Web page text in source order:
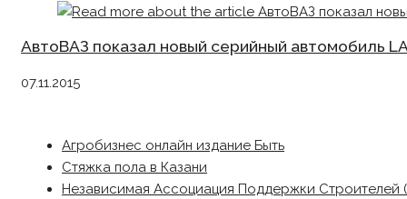
АвтоВАЗ показал новый серийный автомобиль
07.11.2015
Агробизнес онлайн издание Быть
Стяжка пола в Казани
Независимая Ассоциация Поддержки Строителей